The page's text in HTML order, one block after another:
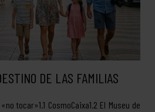
DE LAS FAMILIAS
tocar»1.1 CosmoCaixa1.2 El Museu de